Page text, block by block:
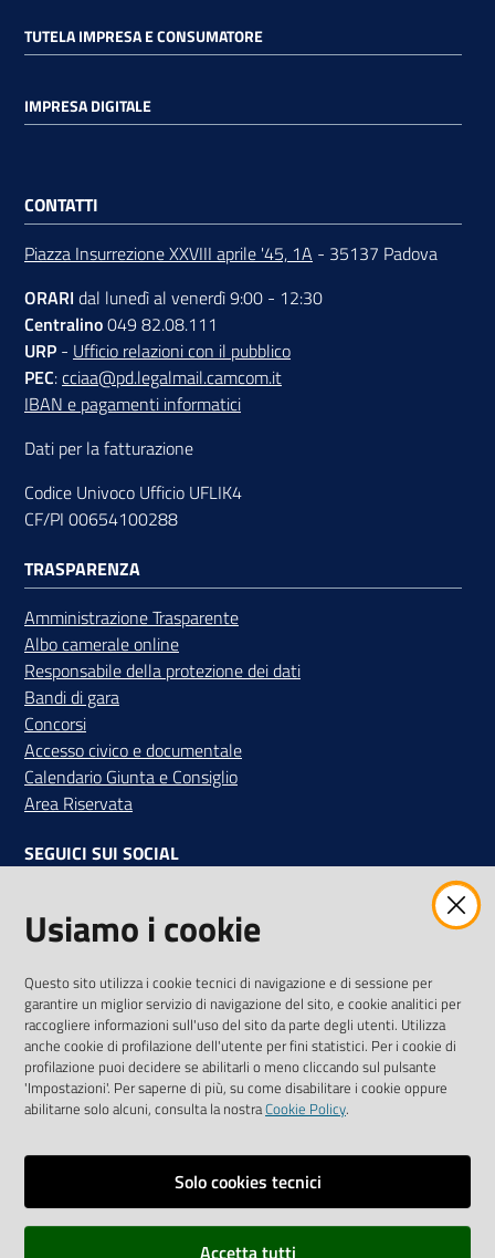
TUTELA IMPRESA E CONSUMATORE
IMPRESA DIGITALE
CONTATTI
Piazza Insurrezione XXVIII aprile '45, 1A - 35137 Padova
ORARI dal lunedì al venerdì 9:00 - 12:30
Centralino049 82.08.111
URP - Ufficio relazioni con il pubblico
PEC:cciaa@pd.legalmail.camcom.it
IBAN e pagamenti informatici
Dati per la fatturazione
Codice Univoco Ufficio UFLIK4
CF/PI 00654100288
TRASPARENZA
Amministrazione Trasparente
Albo camerale online
Responsabile della protezione dei dati
Bandi di gara
Concorsi
Accesso civico e documentale
Calendario Giunta e Consiglio
Area Riservata
SEGUICI SUI SOCIAL
Ricevi tutti gli aggiornamenti su eventi, nuove opportunità e
adempimenti normativi
Privacy policy
Usiamo i cookie
Questo sito utilizza i cookie tecnici di navigazione e di sessione per
garantire un miglior servizio di navigazione del sito, e cookie analitici per
raccogliere informazioni sull'uso del sito da parte degli utenti. Utilizza
anche cookie di profilazione dell'utente per fini statistici. Per i cookie di
profilazione puoi decidere se abilitarli o meno cliccando sul pulsante
'Impostazioni'. Per saperne di più, su come disabilitare i cookie oppure
abilitarne solo alcuni, consulta la nostraCookie Policy.
Solo cookies tecnici
Accetta tutti